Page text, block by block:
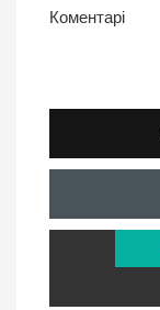
Коментарі